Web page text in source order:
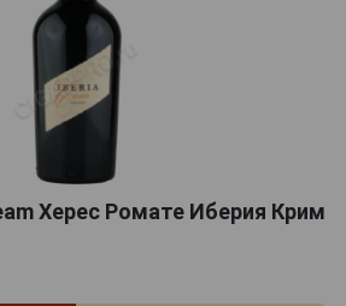
Херес Ромате Иберия Крим